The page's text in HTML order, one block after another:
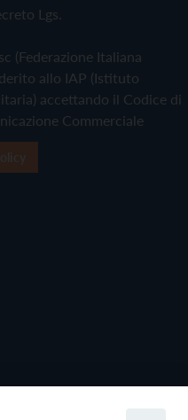
Lgs.
(Federazione Italiana
allo IAP (Istituto
accettando il Codice di
Commerciale